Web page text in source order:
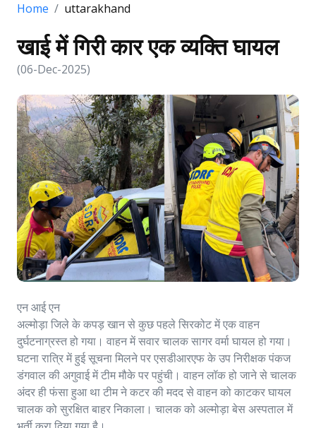
Home uttarakhand
खाई में गिरी कार एक व्यक्ति घायल
(06-Dec-2025)
एन आई एन
अल्मोड़ा जिले के कपड़ खान से कुछ पहले सिरकोट में एक वाहन
दुर्घटनाग्रस्त हो गया। वाहन में सवार चालक सागर वर्मा घायल हो गया।
घटना रात्रि में हुई सूचना मिलने पर एसडीआरएफ के उप निरीक्षक पंकज
डंगवाल की अगुवाई में टीम मौके पर पहुंची। वाहन लॉक हो जाने से चालक
अंदर ही फंसा हुआ था टीम ने कटर की मदद से वाहन को काटकर घायल
चालक को सुरक्षित बाहर निकाला। चालक को अल्मोड़ा बेस अस्पताल में